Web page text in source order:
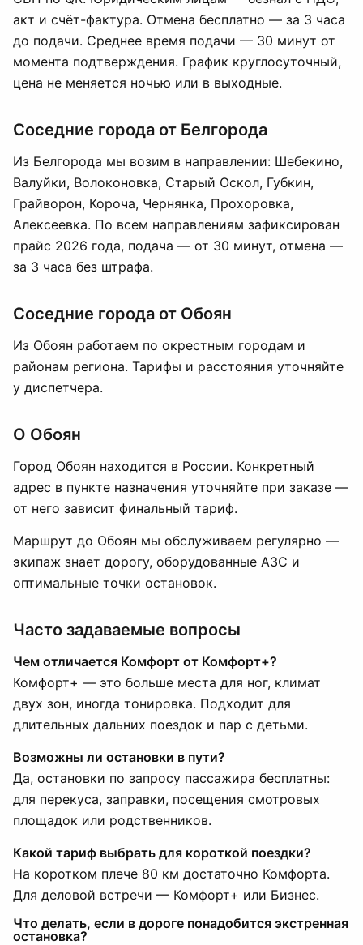
акт и счёт-фактура. Отмена бесплатно — за 3 часа
до подачи. Среднее время подачи — 30 минут от
момента подтверждения. График круглосуточный,
цена не меняется ночью или в выходные.
Соседние города от Белгорода
Из Белгорода мы возим в направлении: Шебекино,
Валуйки, Волоконовка, Старый Оскол, Губкин,
Грайворон, Корочa, Чернянка, Прохоровка,
Алексеевка. По всем направлениям зафиксирован
прайс 2026 года, подача — от 30 минут, отмена —
за 3 часа без штрафа.
Соседние города от Обоян
Из Обоян работаем по окрестным городам и
районам региона. Тарифы и расстояния уточняйте
у диспетчера.
О Обоян
Город Обоян находится в России. Конкретный
адрес в пункте назначения уточняйте при заказе —
от него зависит финальный тариф.
Маршрут до Обоян мы обслуживаем регулярно —
экипаж знает дорогу, оборудованные АЗС и
оптимальные точки остановок.
Часто задаваемые вопросы
Чем отличается Комфорт от Комфорт+?
Комфорт+ — это больше места для ног, климат
двух зон, иногда тонировка. Подходит для
длительных дальних поездок и пар с детьми.
Возможны ли остановки в пути?
Да, остановки по запросу пассажира бесплатны:
для перекуса, заправки, посещения смотровых
площадок или родственников.
Какой тариф выбрать для короткой поездки?
На коротком плече 80 км достаточно Комфорта.
Для деловой встречи — Комфорт+ или Бизнес.
Что делать, если в дороге понадобится экстренная
остановка?